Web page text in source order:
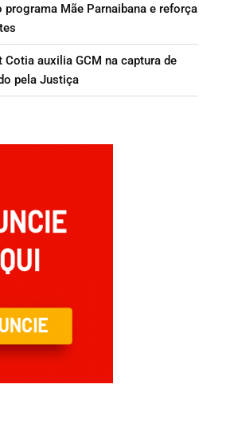
programa Mãe Parnaibana e reforça
Cotia auxilia GCM na captura de
pela Justiça